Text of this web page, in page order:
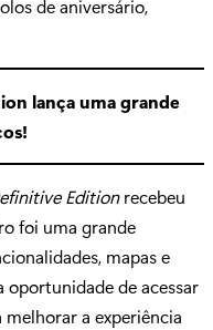
de aniversário,
lança uma grande
Editionrecebeu
foi uma grande
mapas e
oportunidade de acessar
a experiência